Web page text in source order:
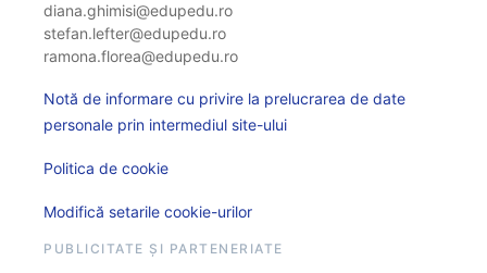
diana.ghimisi@edupedu.ro
stefan.lefter@edupedu.ro
ramona.florea@edupedu.ro
Notă de informare cu privire la prelucrarea de date
personale prin intermediul site-ului
Politica de cookie
Modifică setarile cookie-urilor
PUBLICITATE ȘI PARTENERIATE